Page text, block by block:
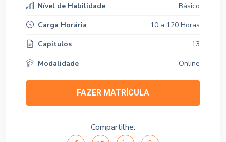
Nível de Habilidade
Básico
Carga Horária
10 a 120 Horas
Capítulos
13
Modalidade
Online
FAZER MATRÍCULA
Compartilhe: